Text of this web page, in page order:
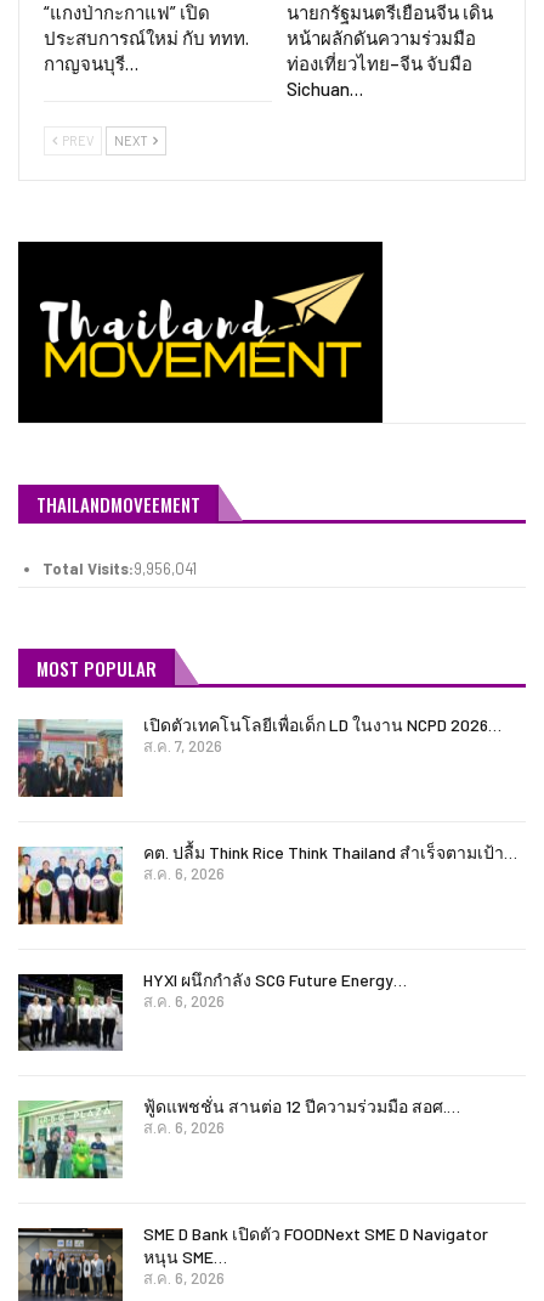
“แกงป่ากะกาแฟ” เปิด
ประสบการณ์ใหม่ กับ ททท.
กาญจนบุรี…
นายกรัฐมนตรีเยือนจีน เดิน
หน้าผลักดันความร่วมมือ
ท่องเที่ยวไทย–จีน จับมือ
Sichuan…
PREV NEXT
THAILANDMOVEEMENT
Total Visits:9,956,041
MOST POPULAR
เปิดตัวเทคโนโลยีเพื่อเด็ก LD ในงาน NCPD 2026…
ส.ค. 7, 2026
คต. ปลื้ม Think Rice Think Thailand สำเร็จตามเป้า…
ส.ค. 6, 2026
HYXI ผนึกกำลัง SCG Future Energy…
ส.ค. 6, 2026
ฟู้ดแพชชั่น สานต่อ 12 ปีความร่วมมือ สอศ.…
ส.ค. 6, 2026
SME D Bank เปิดตัว FOODNext SME D Navigator
หนุน SME…
ส.ค. 6, 2026